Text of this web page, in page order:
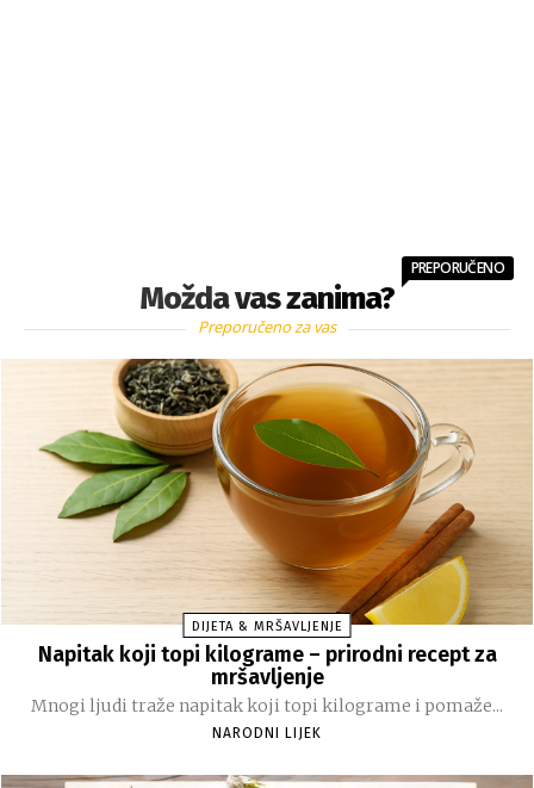
Možda vas zanima?
PREPORUČENO
Preporučeno za vas
DIJETA & MRŠAVLJENJE
Napitak koji topi kilograme – prirodni recept za
mršavljenje
Mnogi ljudi traže napitak koji topi kilograme i pomaže...
NARODNI LIJEK